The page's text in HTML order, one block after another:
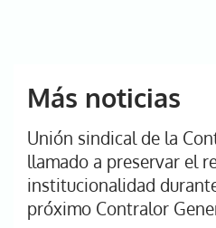
Más noticias
Unión sindical de la
llamado a preservar el
institucionalidad
próximo Contralor